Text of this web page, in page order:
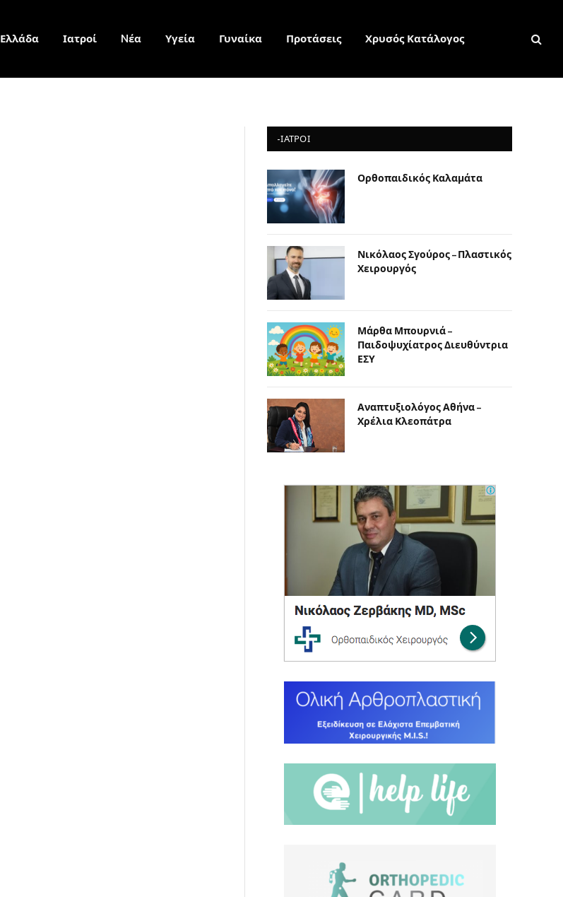
Ελλάδα Ιατροί Nέα Υγεία Γυναίκα Προτάσεις Χρυσός Κατάλογος
-ΙΑΤΡΟΙ
Ορθοπαιδικός Καλαμάτα
Νικόλαος Σγούρος – Πλαστικός
Χειρουργός
Μάρθα Μπουρνιά –
Παιδοψυχίατρος Διευθύντρια
ΕΣΥ
Αναπτυξιολόγος Αθήνα –
Χρέλια Κλεοπάτρα